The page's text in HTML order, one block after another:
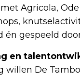
Agricola,
gespeeld
en
willen De